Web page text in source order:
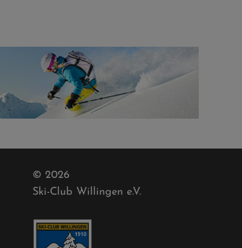
© 2026
Ski-Club Willingen e.V.